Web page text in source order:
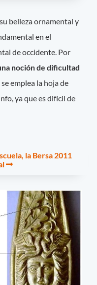
belleza ornamental y
en el
de occidente. Por
noción de dificultad
emplea la hoja de
ya que es difícil de
la Bersa 2011